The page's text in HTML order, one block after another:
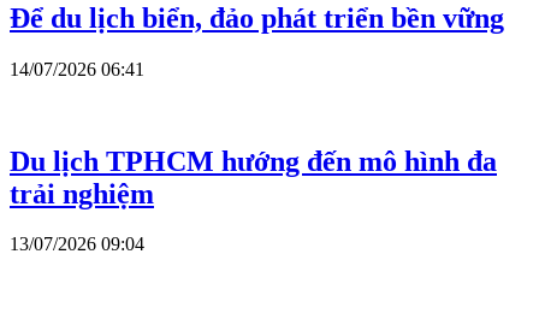
Để du lịch biển, đảo phát triển bền vững
14/07/2026 06:41
Du lịch TPHCM hướng đến mô hình đa
trải nghiệm
13/07/2026 09:04